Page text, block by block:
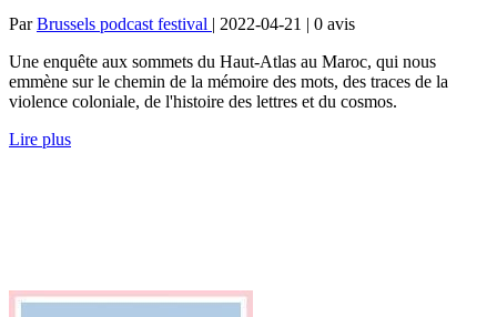
ParBrussels podcast festival | 2022-04-21 | 0 avis
Une enquête aux sommets du Haut-Atlas au Maroc, qui nous
emmène sur le chemin de la mémoire des mots, des traces de la
violence coloniale, de l'histoire des lettres et du cosmos.
Lire plus